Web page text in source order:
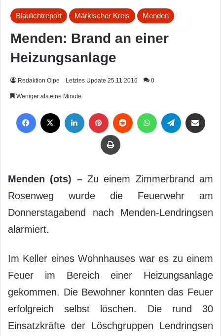
Blaulichtreport Märkischer Kreis Menden
Menden: Brand an einer
Heizungsanlage
Redaktion Olpe Letztes Update 25.11.2016 0
Weniger als eine Minute
Drucken
Menden (ots) –Zu einem Zimmerbrand am
Rosenweg wurde die Feuerwehr am
Donnerstagabend nach Menden-Lendringsen
alarmiert.
Im Keller eines Wohnhauses war es zu einem
Feuer im Bereich einer Heizungsanlage
gekommen. Die Bewohner konnten das Feuer
erfolgreich selbst löschen. Die rund 30
Einsatzkräfte der Löschgruppen Lendringsen